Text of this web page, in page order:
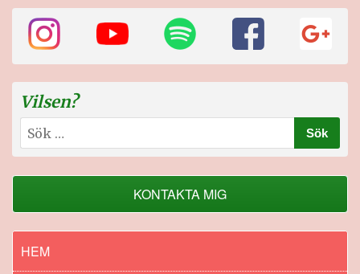
Vilsen?
Sök
efter:
KONTAKTA MIG
HEM